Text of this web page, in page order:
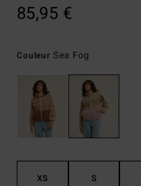
85,95 €
Couleur Sea Fog
XS S